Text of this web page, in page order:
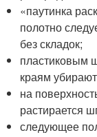
«паутинка
полотно
без складок;
пластиковым
краям
на
растирается
следующее